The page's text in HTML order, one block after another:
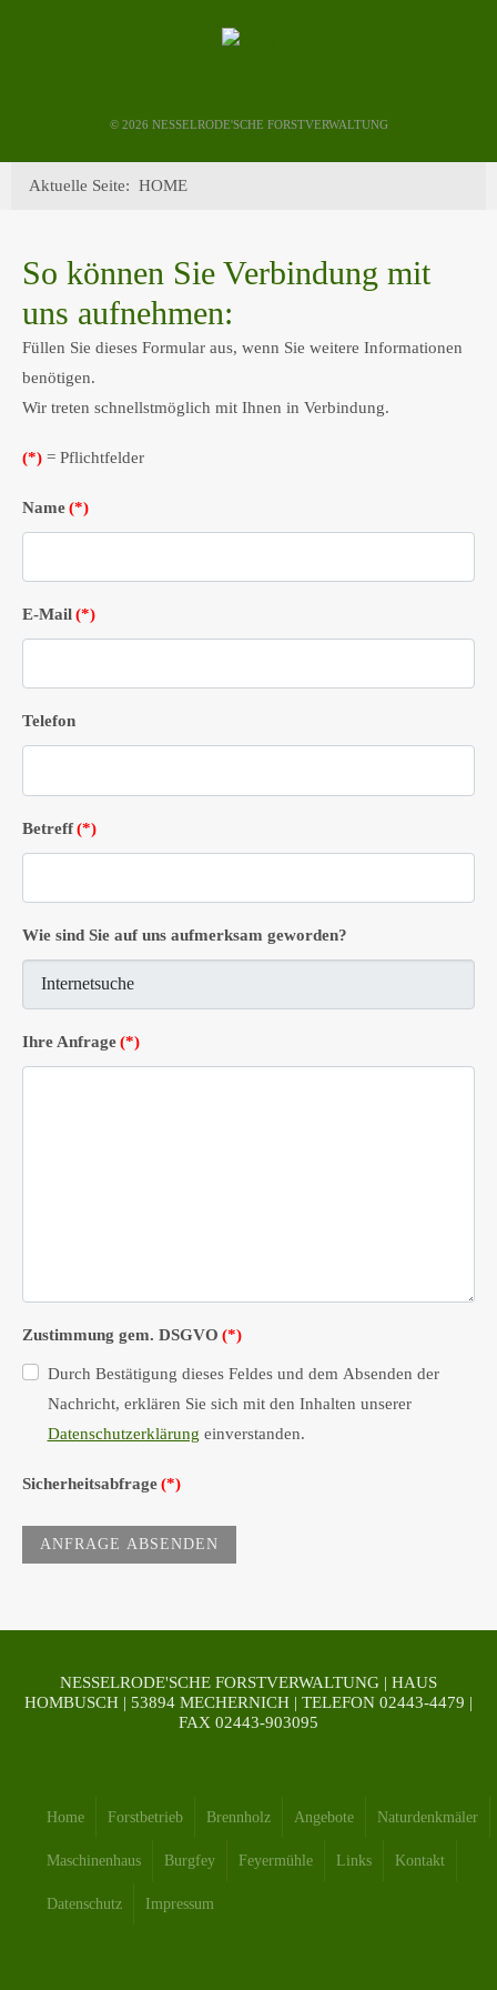
© 2026 NESSELRODE'SCHE FORSTVERWALTUNG
Aktuelle Seite: HOME
So können Sie Verbindung mit
uns aufnehmen:
Füllen Sie dieses Formular aus, wenn Sie weitere Informationen
benötigen.
Wir treten schnellstmöglich mit Ihnen in Verbindung.
(*) = Pflichtfelder
Name(*)
E-Mail(*)
Telefon
Betreff(*)
Wie sind Sie auf uns aufmerksam geworden?
Ihre Anfrage(*)
Zustimmung gem. DSGVO (*)
Durch Bestätigung dieses Feldes und dem Absenden der
Nachricht, erklären Sie sich mit den Inhalten unserer
Datenschutzerklärung einverstanden.
Sicherheitsabfrage(*)
ANFRAGE ABSENDEN
NESSELRODE'SCHE FORSTVERWALTUNG | HAUS
HOMBUSCH | 53894 MECHERNICH | TELEFON 02443-4479 |
FAX 02443-903095
Home Forstbetrieb Brennholz Angebote Naturdenkmäler
Maschinenhaus Burgfey Feyermühle Links Kontakt
Datenschutz Impressum